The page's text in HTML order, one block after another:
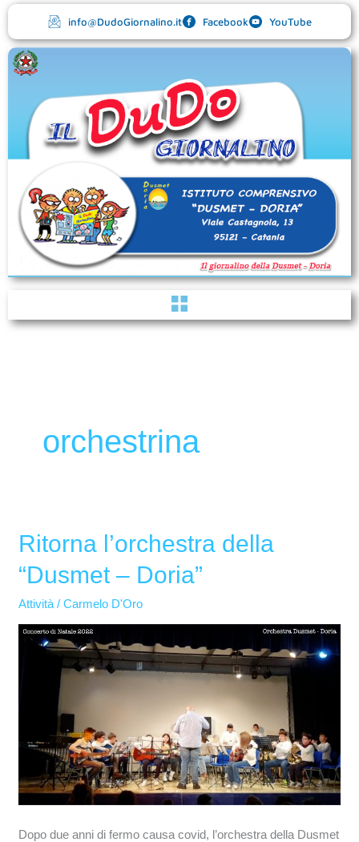
contenuto
info@DudoGiornalino.it Facebook YouTube
Menu
orchestrina
Ritorna l’orchestra della
“Dusmet – Doria”
Attività /Carmelo D'Oro
Dopo due anni di fermo causa covid, l’orchestra della Dusmet
Ritorna
della
“Dusmet
–
Doria”